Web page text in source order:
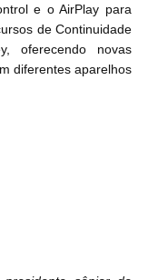
e o AirPlay para
de Continuidade
oferecendo novas
diferentes aparelhos